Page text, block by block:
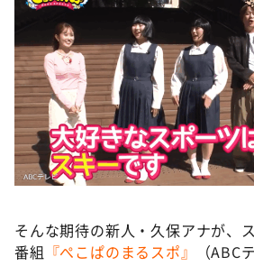
そんな期待の新人・久保アナが、
番組 『ぺこぱのまるスポ』
（ABC